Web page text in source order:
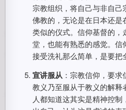
宗教组织，将自己与非自
佛教的，无论是在日本还是
类似的仪式。信仰基督的，
堂，也能有熟悉的感觉。信
接受洗礼那么简单，是要把
宣讲服从 ：宗教信仰，要
教义乃至服从于教义的解释
人都知道这其实是精神控